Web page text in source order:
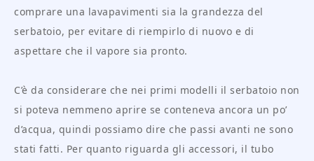
comprare una lavapavimenti sia la grandezza del
serbatoio, per evitare di riempirlo di nuovo e di
aspettare che il vapore sia pronto.
C’è da considerare che nei primi modelli il serbatoio non
si poteva nemmeno aprire se conteneva ancora un po’
d’acqua, quindi possiamo dire che passi avanti ne sono
stati fatti. Per quanto riguarda gli accessori, il tubo